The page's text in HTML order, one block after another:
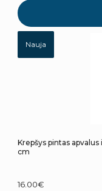
Nauja
Krepšys pintas apvalus iš vandens hiacintų PETRI D32xH28 (34)
cm
16.00€